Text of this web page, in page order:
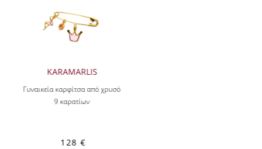
KARAMARLIS
Γυναικεία καρφίτσα από χρυσό
9 καρατίων
128 €